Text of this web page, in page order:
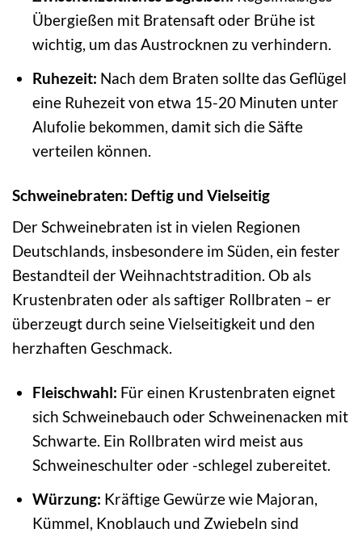
Übergießen mit Bratensaft oder Brühe ist
wichtig, um das Austrocknen zu verhindern.
Ruhezeit: Nach dem Braten sollte das Geflügel
eine Ruhezeit von etwa 15-20 Minuten unter
Alufolie bekommen, damit sich die Säfte
verteilen können.
Schweinebraten: Deftig und Vielseitig
Der Schweinebraten ist in vielen Regionen
Deutschlands, insbesondere im Süden, ein fester
Bestandteil der Weihnachtstradition. Ob als
Krustenbraten oder als saftiger Rollbraten – er
überzeugt durch seine Vielseitigkeit und den
herzhaften Geschmack.
Fleischwahl: Für einen Krustenbraten eignet
sich Schweinebauch oder Schweinenacken mit
Schwarte. Ein Rollbraten wird meist aus
Schweineschulter oder -schlegel zubereitet.
Würzung: Kräftige Gewürze wie Majoran,
Kümmel, Knoblauch und Zwiebeln sind